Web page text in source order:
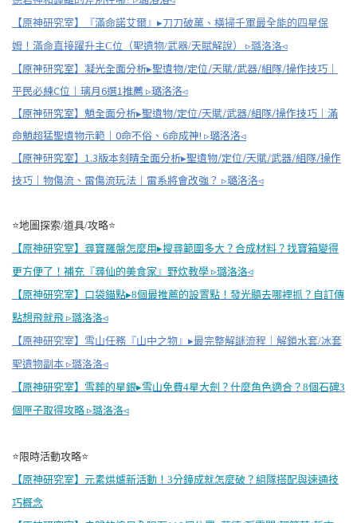
【原神研究室】『滿命諾艾爾』▸刀刀破萬、橫掃千軍最全能的四星保
姆！滿命直接躍升主C位（聖遺物/武器/天賦解說） ▹璐洛洛◃
【原神研究室】凝光全面分析▸聖遺物/定位/天賦/武器/組隊/操作技巧｜
平民必練C位｜璃月6選1推薦 ▹璐洛洛◃
【原神研究室】魈全面分析▸聖遺物/定位/天賦/武器/組隊/操作技巧｜滿
命魈超猛聖遺物示範｜0命不俗、6命成神! ▹璐洛洛◃
【原神研究室】1.3版本刻晴全面分析▸聖遺物/定位/天賦/武器/組隊/操作
技巧｜物傷流、雷傷流玩法｜雷系將會改強？ ▹璐洛洛◃
⭐地圖探索/道具/攻略⭐
【原神研究室】尋寶羅盤怎麼用▸搜尋範圍多大？合成材料？找寶箱變得
更方便了！補充『尋仙的美食家』野炊教學 ▹璐洛洛◃
【原神研究室】口袋錨點▸8個最推薦的設置點！發光髓去哪裡抓？自訂傳
點想飛就飛 ▹璐洛洛◃
【原神研究室】雪山任務『山中之物』▸最完整解謎流程｜解鎖水套/冰套
聖遺物副本 ▹璐洛洛◃
【原神研究室】雪葬的星銀▸雪山免費4星大劍？什麼角色適合？8個石碑3
個匣子取得攻略 ▹璐洛洛◃
⭐限時活動攻略⭐
【原神研究室】元素烘爐新活動！3分鐘成就怎麼破？組隊搭配與速通技
巧概念